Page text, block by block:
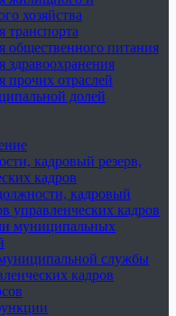
хозяйства
транспорта
общественного питания
здравоохранения
прочих отраслей
долей
кадровый резерв,
кадров
кадровый
управленческих кадров
муниципальных
службы
кадров